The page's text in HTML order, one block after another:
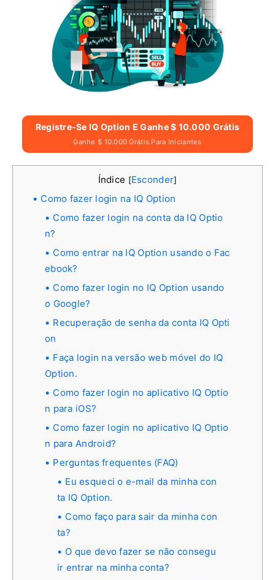
Registre-Se IQ Option E Ganhe $ 10.000 Grátis
Ganhe $ 10.000 Grátis Para Iniciantes
Índice [Esconder]
Como fazer login na IQ Option
Como fazer login na conta da IQ Optio
n?
Como entrar na IQ Option usando o Fac
ebook?
Como fazer login no IQ Option usando
o Google?
Recuperação de senha da conta IQ Opti
on
Faça login na versão web móvel do IQ
Option.
Como fazer login no aplicativo IQ Optio
n para iOS?
Como fazer login no aplicativo IQ Optio
n para Android?
Perguntas frequentes (FAQ)
Eu esqueci o e-mail da minha con
ta IQ Option.
Como faço para sair da minha con
ta?
O que devo fazer se não consegu
ir entrar na minha conta?